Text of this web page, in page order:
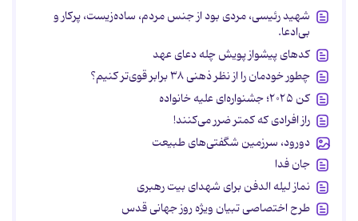
شهید رئیسی، مردی بود از جنس مردم، ساده‌زیست، پرکار و
بی‌ادعا.
کدهای پیشواز پویش چله دعای عهد
چطور خودمان را از نظر ذهنی ۳۸ برابر قوی‌تر کنیم؟
کن ۲۰۲۵؛ جشنواره‌ای علیه خانواده
راز افرادی که کمتر ضرر می‌کنند!
دورود، سرزمین شگفتی‌های طبیعت
جان فدا
نماز لیله الدفن برای شهدای بیت رهبری
طرح اختصاصی تبیان ویژه روز جهانی قدس